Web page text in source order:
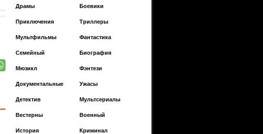
Драмы Боевики
Приключения Триллеры
Мультфильмы Фантастика
Cемейный Биография
Мюзикл Фэнтези
Документальные Ужасы
Детектив Мультсериалы
Вестерны Военный
История Криминал